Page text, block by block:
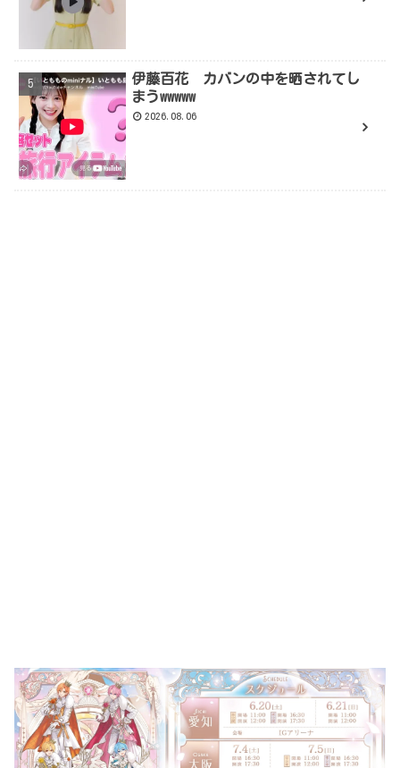
伊藤百花 カバンの中を晒されてし
まうwwwww
2026.08.06